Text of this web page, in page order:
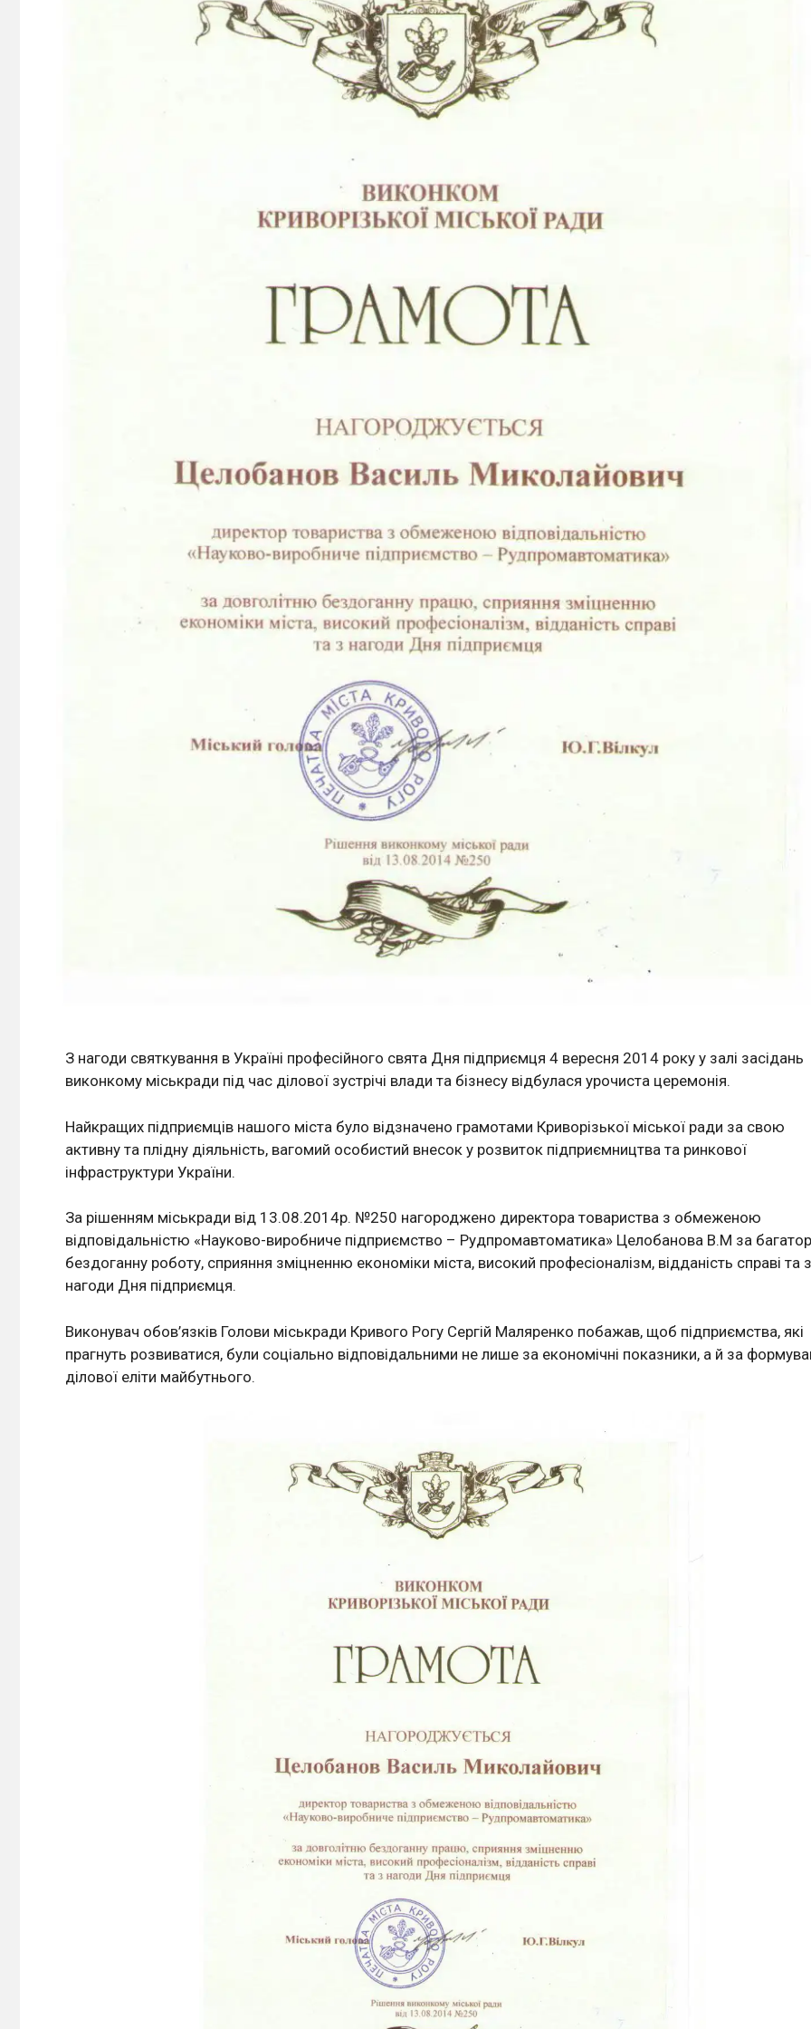
З нагоди святкування в Україні професійного свята Дня підприємця 4 вересня 2014 року у залі засідань
виконкому міськради під час ділової зустрічі влади та бізнесу відбулася урочиста церемонія.
Найкращих підприємців нашого міста було відзначено грамотами Криворізької міської ради за свою
активну та плідну діяльність, вагомий особистий внесок у розвиток підприємництва та ринкової
інфраструктури України.
За рішенням міськради від 13.08.2014р. №250 нагороджено директора товариства з обмеженою
відповідальністю «Науково-виробниче підприємство – Рудпромавтоматика» Целобанова В.М за
бездоганну роботу, сприяння зміцненню економіки міста, високий професіоналізм, відданість справі та з
нагоди Дня підприємця.
Виконувач обов’язків Голови міськради Кривого Рогу Сергій Маляренко побажав, щоб підприємства, які
прагнуть розвиватися, були соціально відповідальними не лише за економічні показники, а й за
ділової еліти майбутнього.